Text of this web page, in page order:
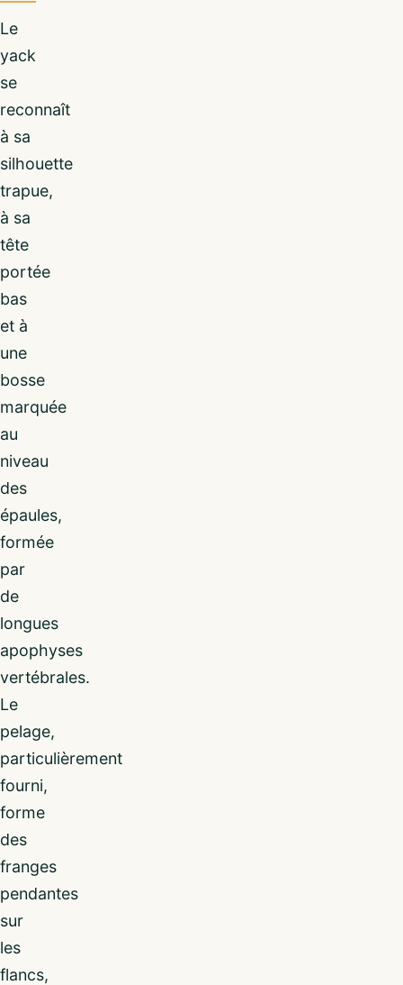
Le
yack
se
reconnaît
à sa
silhouette
trapue,
à sa
tête
portée
bas
et à
une
bosse
marquée
au
niveau
des
épaules,
formée
par
de
longues
apophyses
vertébrales.
Le
pelage,
particulièrement
fourni,
forme
des
franges
pendantes
sur
les
flancs,